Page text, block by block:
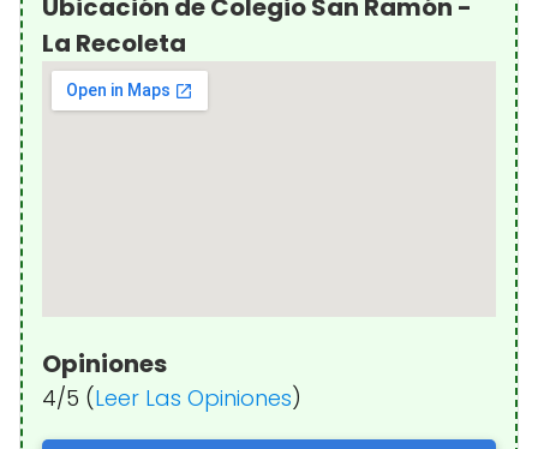
Ubicación de Colegio San Ramón -
La Recoleta
Opiniones
4/5 (Leer Las Opiniones)